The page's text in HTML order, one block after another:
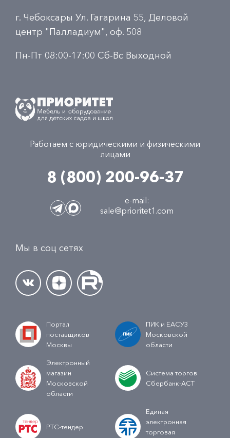
г. Чебоксары Ул. Гагарина 55, Деловой
центр "Палладиум", оф. 508
Пн-Пт 08:00-17:00 Сб-Вс Выходной
Работаем с юридическими и физическими
лицами
8 (800) 200-96-37
e-mail:
sale@prioritet1.com
Мы в соц сетях
Портал
поставщиков
Москвы
ПИК и ЕАСУЗ
Московской
области
Электронный
магазин
Московской
области
Система торгов
Сбербанк-АСТ
РТС-тендер
Единая
электронная
торговая